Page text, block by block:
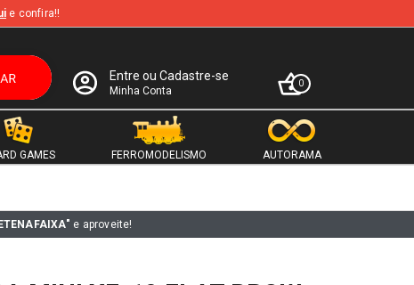
e confira!!
Entre ou Cadastre-se
Minha Conta
0
GAMES FERROMODELISMO AUTORAMA
e aproveite!